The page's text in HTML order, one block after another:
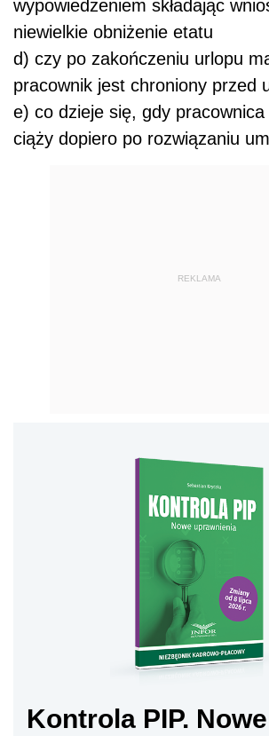
wypowiedzeniem składając
niewielkie obniżenie etatu
d) czy po zakończeniu urlopu
pracownik jest chroniony przed
e) co dzieje się, gdy
ciąży dopiero po rozwiązaniu
REKLAMA
Kontrola PIP. Nowe